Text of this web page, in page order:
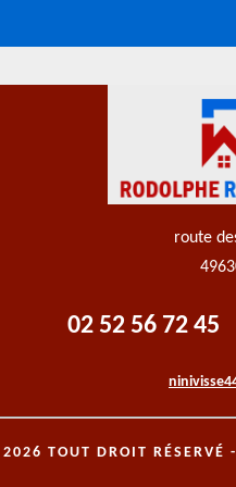
route
02 52 56 72 45
TOUT DROIT RÉSERVÉ -